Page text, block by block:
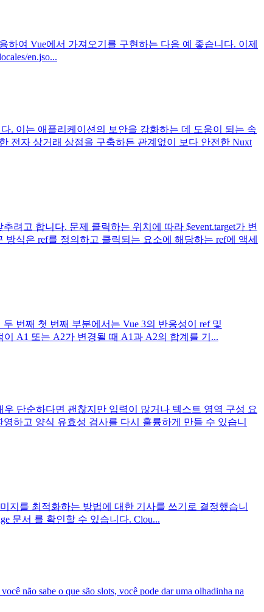
하여 Vue에서 가져오기를 구현하는 다음 예 좋습니다. 이제
en.jso...
. 이는 애플리케이션의 보안을 강화하는 데 도움이 되는 속
전자 상거래 상점을 구축하든 관계없이 보다 안전한 Nuxt
고 합니다. 문제 클릭하는 위치에 따라 $event.target가 변
식은 ref를 정의하고 클릭되는 요소에 해당하는 ref에 액세
번째 첫 번째 부분에서는 Vue 3의 반응성이 ref 및
A1 또는 A2가 변경될 때 A1과 A2의 합계를 기...
단순하다면 괜찮지만 입력이 많거나 텍스트 영역 구성 요
하고 양식 유효성 검사를 다시 훌륭하게 만들 수 있습니
지를 최적화하는 방법에 대한 기사를 쓰기로 결정했습니
문서 를 확인할 수 있습니다. Clou...
não sabe o que são slots, você pode dar uma olhadinha na